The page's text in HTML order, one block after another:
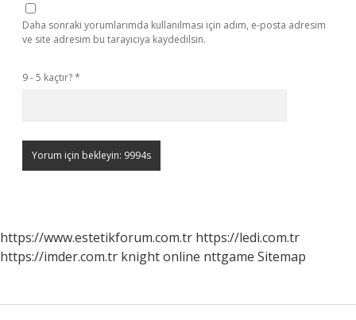
Daha sonraki yorumlarımda kullanılması için adım, e-posta adresim
ve site adresim bu tarayıcıya kaydedilsin.
9 - 5 kaçtır?*
https://www.estetikforum.com.tr https://ledi.com.tr
https://imder.com.tr knight online nttgame Sitemap